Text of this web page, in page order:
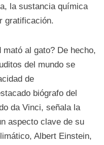
la sustancia química
gratificación.
al gato? De hecho,
del mundo se
de
biógrafo del
da Vinci, señala la
aspecto clave de su
Albert Einstein,